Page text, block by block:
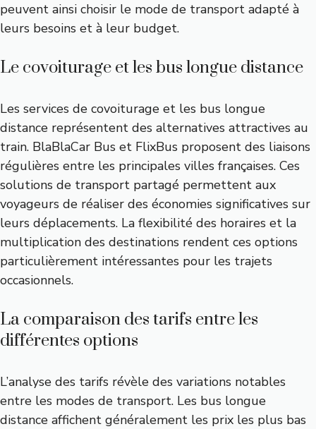
peuvent ainsi choisir le mode de transport adapté à
leurs besoins et à leur budget.
Le covoiturage et les bus longue distance
Les services de covoiturage et les bus longue
distance représentent des alternatives attractives au
train. BlaBlaCar Bus et FlixBus proposent des liaisons
régulières entre les principales villes françaises. Ces
solutions de transport partagé permettent aux
voyageurs de réaliser des économies significatives sur
leurs déplacements. La flexibilité des horaires et la
multiplication des destinations rendent ces options
particulièrement intéressantes pour les trajets
occasionnels.
La comparaison des tarifs entre les
différentes options
L’analyse des tarifs révèle des variations notables
entre les modes de transport. Les bus longue
distance affichent généralement les prix les plus bas